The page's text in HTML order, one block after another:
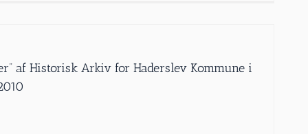
af Historisk Arkiv for Haderslev Kommune i